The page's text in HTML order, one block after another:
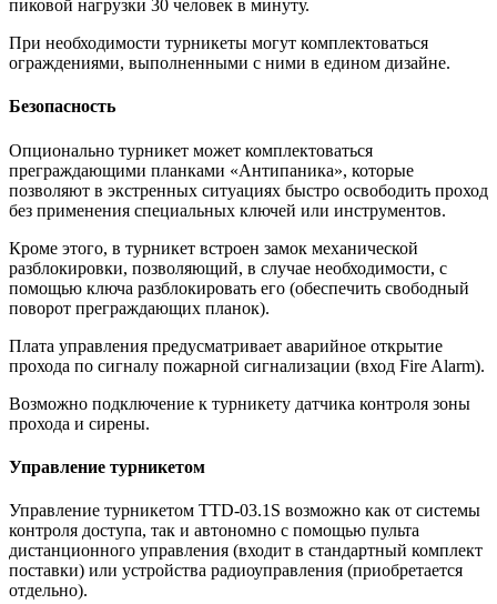
пиковой нагрузки 30 человек в минуту.
При необходимости турникеты могут комплектоваться
ограждениями, выполненными с ними в едином дизайне.
Безопасность
Опционально турникет может комплектоваться
преграждающими планками «Антипаника», которые
позволяют в экстренных ситуациях быстро освободить проход
без применения специальных ключей или инструментов.
Кроме этого, в турникет встроен замок механической
разблокировки, позволяющий, в случае необходимости, с
помощью ключа разблокировать его (обеспечить свободный
поворот преграждающих планок).
Плата управления предусматривает аварийное открытие
прохода по сигналу пожарной сигнализации (вход Fire Alarm).
Возможно подключение к турникету датчика контроля зоны
прохода и сирены.
Управление турникетом
Управление турникетом TTD-03.1S возможно как от системы
контроля доступа, так и автономно с помощью пульта
дистанционного управления (входит в стандартный комплект
поставки) или устройства радиоуправления (приобретается
отдельно).